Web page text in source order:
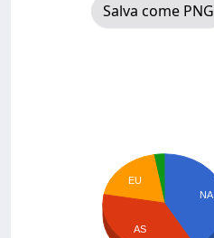
Salva come PNG
NA
EU
AS